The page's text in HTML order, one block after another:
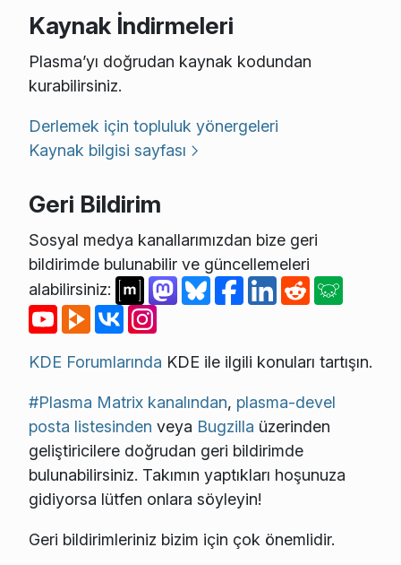
Kaynak İndirmeleri
Plasma’yı doğrudan kaynak kodundan
kurabilirsiniz.
Derlemek için topluluk yönergeleri
Kaynak bilgisi sayfası
Geri Bildirim
Sosyal medya kanallarımızdan bize geri
bildirimde bulunabilir ve güncellemeleri
alabilirsiniz:
KDE Forumlarında KDE ile ilgili konuları tartışın.
#Plasma Matrix kanalından, plasma-devel
posta listesinden veya Bugzilla üzerinden
geliştiricilere doğrudan geri bildirimde
bulunabilirsiniz. Takımın yaptıkları hoşunuza
gidiyorsa lütfen onlara söyleyin!
Geri bildirimleriniz bizim için çok önemlidir.